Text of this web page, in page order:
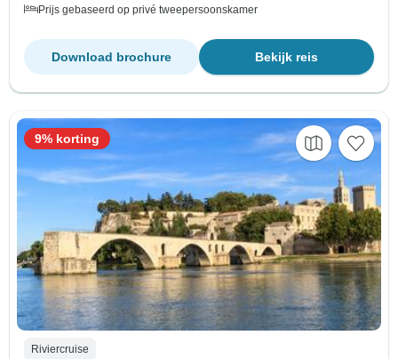
Prijs gebaseerd op privé tweepersoonskamer
Bekijk reis
Download brochure
Riviercruise
9% korting